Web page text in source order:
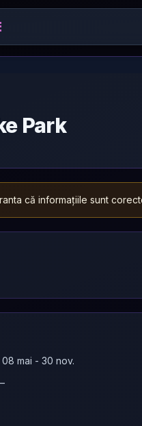
Park
că informațiile sunt
08 mai - 30 nov.